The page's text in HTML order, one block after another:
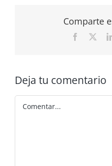
Comparte
Facebook
Deja tu comentario
Comentar